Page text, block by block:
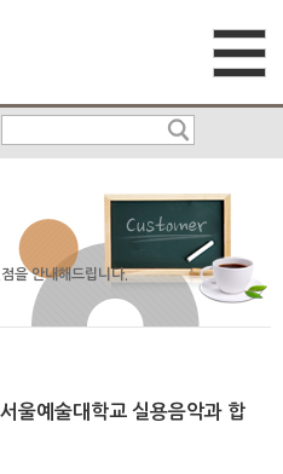
을 안내해드립니다.
울예술대학교 실용음악과 합